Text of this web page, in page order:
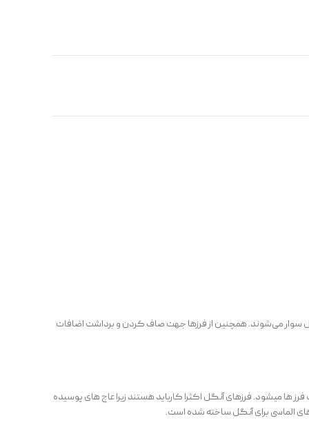
سوار می‌شوند. همچنین از فرزها جهت صاف کردن و برداشت اضافات
ها میشود. فرزهای آنگل اکثرا کارباید هستند زیرا عاج های پوسیده
الماسی برای آنگل ساخته شده است.